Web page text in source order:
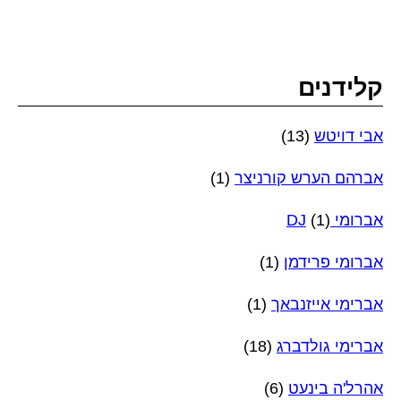
קלידנים
אבי דויטש (13)
אברהם הערש קורניצר (1)
אברומי DJ (1)
אברומי פרידמן (1)
אברימי אייזנבאך (1)
אברימי גולדברג (18)
אהרל'ה בינעט (6)